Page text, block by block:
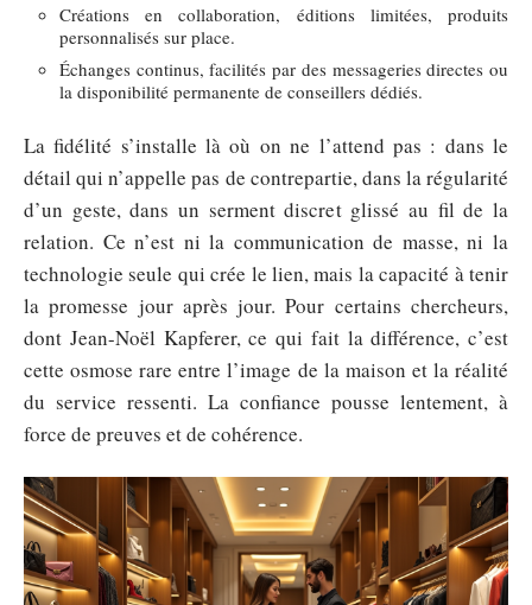
Créations en collaboration, éditions limitées, produits
personnalisés sur place.
Échanges continus, facilités par des messageries directes ou
la disponibilité permanente de conseillers dédiés.
La fidélité s’installe là où on ne l’attend pas : dans le
détail qui n’appelle pas de contrepartie, dans la régularité
d’un geste, dans un serment discret glissé au fil de la
relation. Ce n’est ni la communication de masse, ni la
technologie seule qui crée le lien, mais la capacité à tenir
la promesse jour après jour. Pour certains chercheurs,
dont Jean-Noël Kapferer, ce qui fait la différence, c’est
cette osmose rare entre l’image de la maison et la réalité
du service ressenti. La confiance pousse lentement, à
force de preuves et de cohérence.